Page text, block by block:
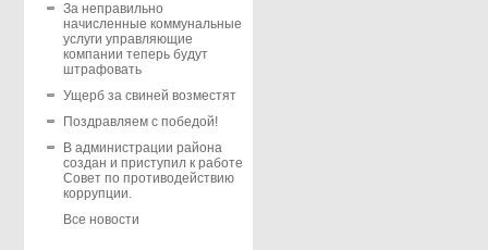
За неправильно
начисленные коммунальные
услуги управляющие
компании теперь будут
штрафовать
Ущерб за свиней возместят
Поздравляем с победой!
В администрации района
создан и приступил к работе
Совет по противодействию
коррупции.
Все новости